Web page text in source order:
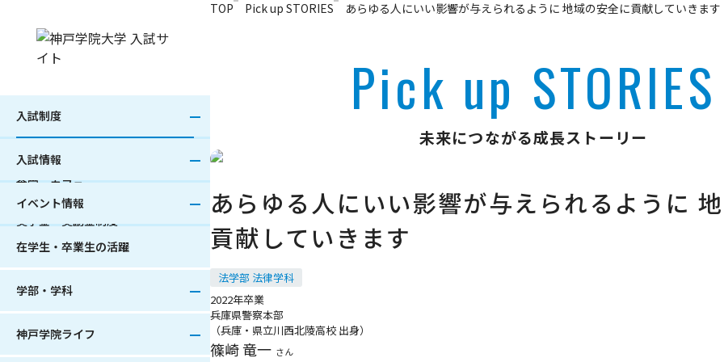
入試制度
指定クラブ強化特別入試
公募制推薦入試
外国人留学生入試
編・転入試
大学院入試
入試情報
出願書類
学部募集人員
出願速報
受験に際しての特別な配慮
入学検定料の返還
災害被災者への特別措置
入学試験の成績照会
イベント情報
進学相談会
在学生・卒業生の活躍
学部・学科
経済学部
経営学部
現代社会学部
総合リハビリテーション学部
栄養学部
薬学部
神戸学院ライフ
ARISE（あらいず）誕生！
ボランティア活動
課外活動
キャリアサポート
食堂・カフェ
学費
奨学金・奨励金制度
TOP Pick up STORIES あらゆる人にいい影響が与えられるように 地域の安全に貢献していきます
Pick up STORIES
未来につながる成長ストーリー
あらゆる人にいい影響が与えられるように
貢献していきます
法学部 法律学科
2022年卒業
兵庫県警察本部
（兵庫・県立川西北陵高校 出身）
篠崎 竜一 さん